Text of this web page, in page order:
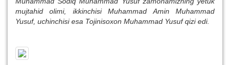
mujtahid olimi, ikkinchisi Muhammad Amin Muhammad
Yusuf, uchinchisi esa Tojinisoxon Muhammad Yusuf qizi edi.